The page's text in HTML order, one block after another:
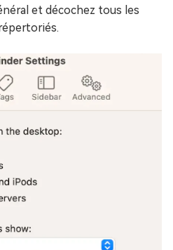
et décochez tous les